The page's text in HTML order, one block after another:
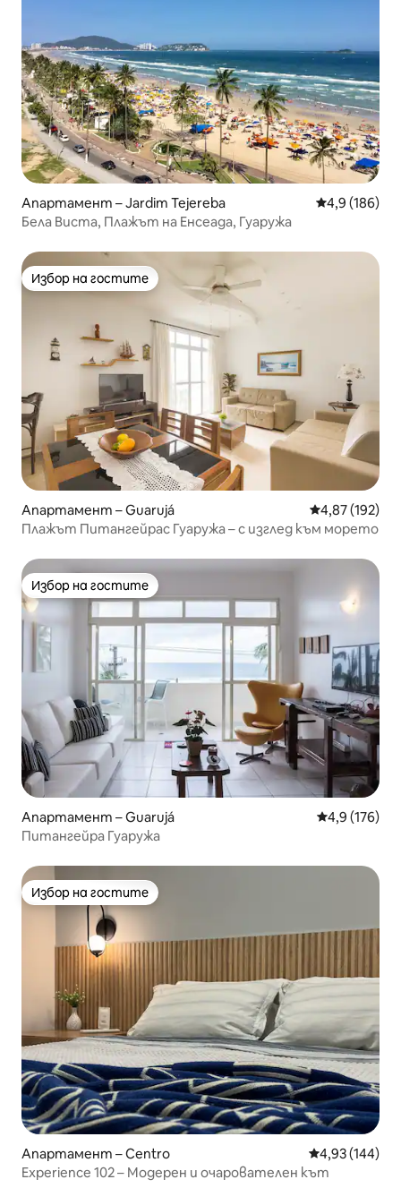
Апартамент – Jardim Tejereba Средна
4,9 (186)
Бела Виста, Плажът на Енсеада, Гуаружа
Избор на гостите
Избор на гостите
Апартамент – Guarujá Средна
4,87 (192)
Плажът Питангейрас Гуаружа – с изглед към морето
Избор на гостите
Избор на гостите
Апартамент – Guarujá Средна
4,9 (176)
Питангейра Гуаружа
Избор на гостите
Избор на гостите
Апартамент – Centro Средна
4,93 (144)
Experience 102 – Модерен и очарователен кът